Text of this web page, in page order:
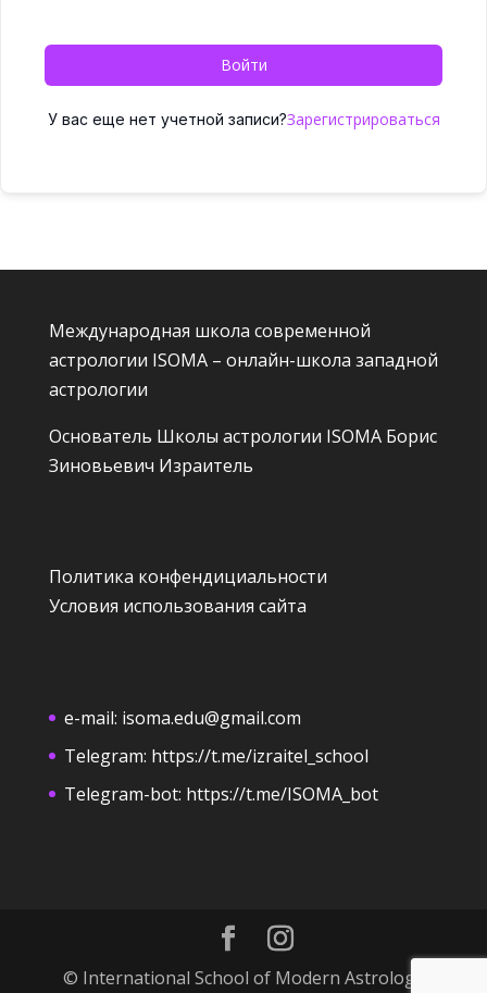
Войти
У вас еще нет учетной записи?Зарегистрироваться
Международная школа современной
астрологии ISOMA – онлайн-школа западной
астрологии
Основатель Школы астрологии ISOMA Борис
Зиновьевич Израитель
Политика конфендициальности
Условия использования сайта
e-mail: isoma.edu@gmail.com
Telegram: https://t.me/izraitel_school
Telegram-bot: https://t.me/ISOMA_bot
© International School of Modern Astrology